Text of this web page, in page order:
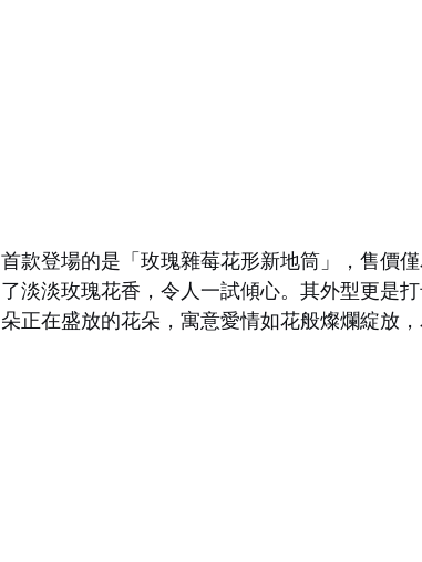
首款登場的是「玫瑰雜莓花形新地筒」，售價
了淡淡玫瑰花香，令人一試傾心。其外型更
朵正在盛放的花朵，寓意愛情如花般燦爛綻放，